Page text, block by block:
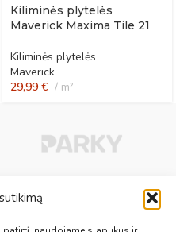
Kiliminės plytelės
Maverick Maxima Tile 21
Kiliminės plytelės
Maverick
29,99 € m²
vinilinės grindys, paklotai,